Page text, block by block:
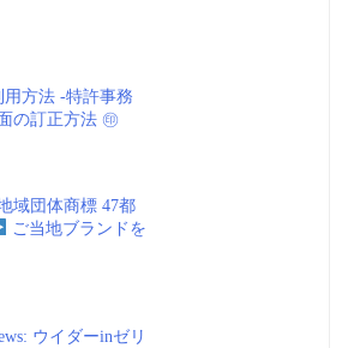
方法 -特許事務
の訂正方法 ㊞
域団体商標 47都
ご当地ブランドを
ウイダーinゼリ